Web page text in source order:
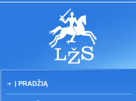
Į PRADŽIĄ